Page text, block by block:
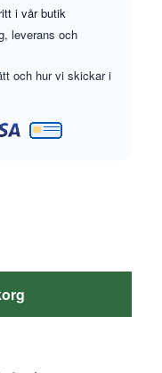
i vår butik
leverans och
och hur vi skickar i